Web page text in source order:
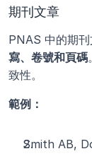
期刊文章
PNAS 中的期
寫、卷號和頁碼
致性。
範例：
Smith AB,